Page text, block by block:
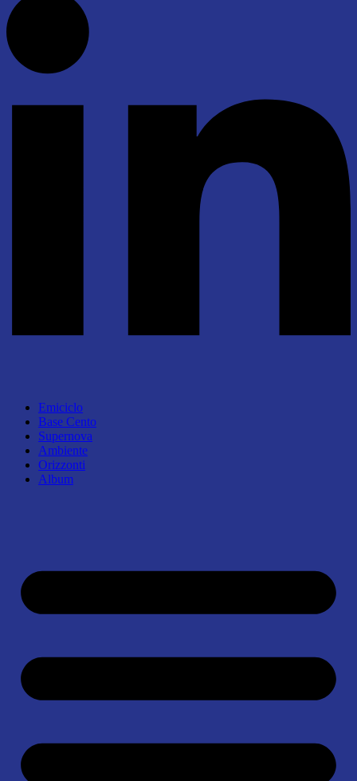
Emiciclo
Base Cento
Supernova
Ambiente
Orizzonti
Album